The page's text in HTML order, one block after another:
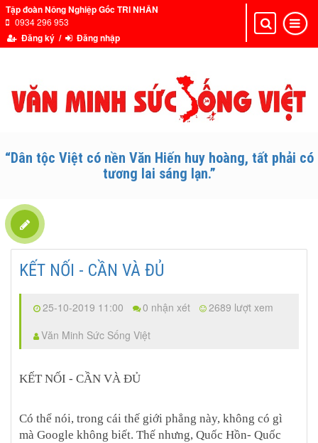
Tập đoàn Nông Nghiệp Gốc TRI NHÂN
0934 296 953
Đăng ký / Đăng nhập
Toggle
Toggle
navigation
“Dân tộc Việt có nền Văn Hiến huy hoàng, tất phải có
tương lai sáng lạn.”
KẾT NỐI - CẦN VÀ ĐỦ
25-10-2019 11:00 0 nhận xét
2689 lượt xem
Văn Minh Sức Sống Việt
KẾT NỐI - CẦN VÀ ĐỦ
Có thể nói, trong cái thế giới phẳng này, không có gì
mà Google không biết. Thế nhưng, Quốc Hồn- Quốc